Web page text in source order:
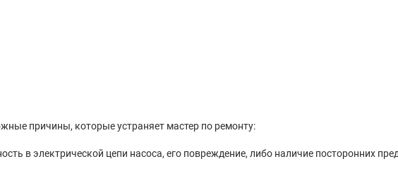
причины, которые устраняет мастер по ремонту:
в электрической цепи насоса, его повреждение, либо наличие посторонних